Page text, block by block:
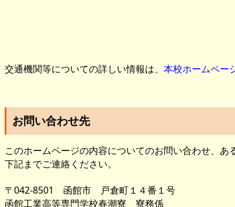
交通機関等についての詳しい情報は、 本校ホームペー
お問い合わせ先
このホームページの内容についてのお問い合わせ、あ
下記までご連絡ください。
〒042-8501 函館市 戸倉町１４番１号
函館工業高等専門学校春潮寮 寮務係